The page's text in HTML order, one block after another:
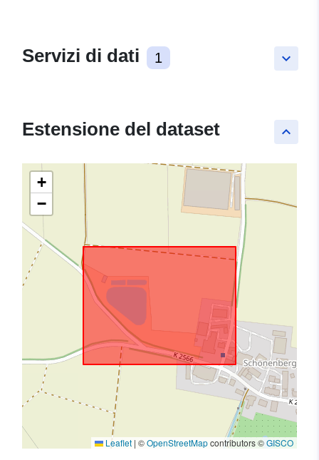
keyboard_arrow_down
Servizi di dati 1
keyboard_arrow_up
Estensione del dataset
+
−
Leaflet | ©OpenStreetMapcontributors ©GISCO